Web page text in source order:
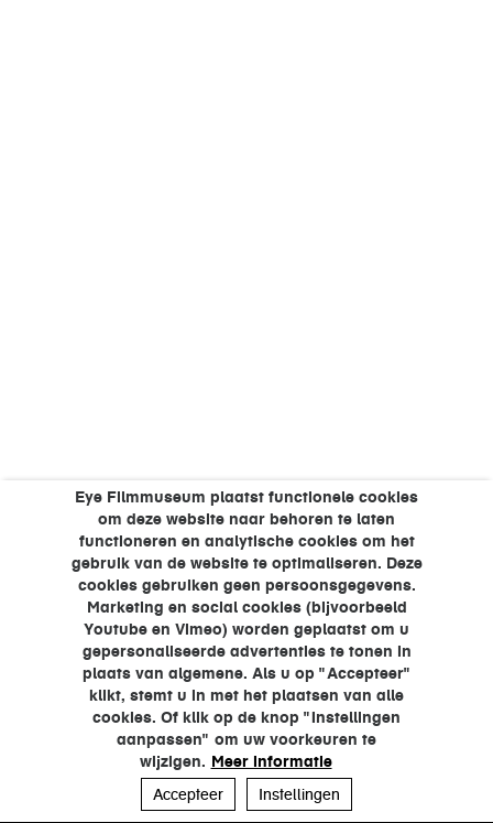
Eye Filmmuseum plaatst functionele cookies
om deze website naar behoren te laten
functioneren en analytische cookies om het
gebruik van de website te optimaliseren. Deze
cookies gebruiken geen persoonsgegevens.
Marketing en social cookies (bijvoorbeeld
Youtube en Vimeo) worden geplaatst om u
gepersonaliseerde advertenties te tonen in
plaats van algemene. Als u op "Accepteer"
klikt, stemt u in met het plaatsen van alle
cookies. Of klik op de knop "Instellingen
aanpassen" om uw voorkeuren te
wijzigen. Meer informatie
Accepteer
Instellingen